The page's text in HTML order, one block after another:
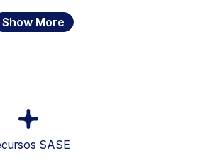
Show More
SASE